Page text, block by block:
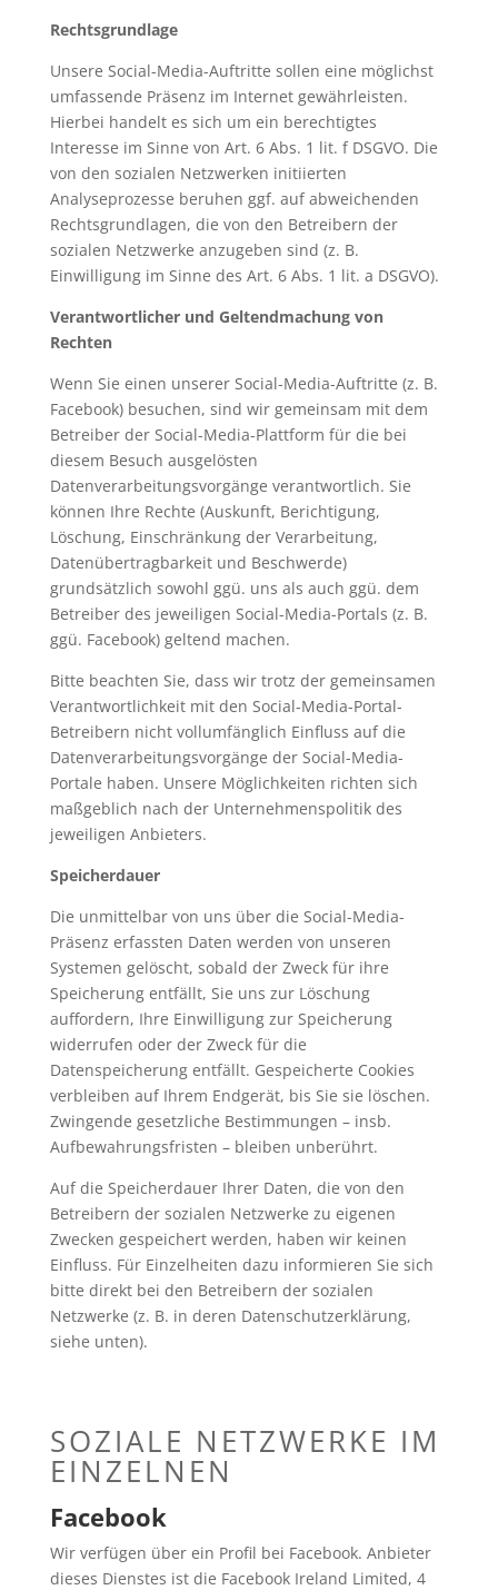
Rechtsgrundlage
Unsere Social-Media-Auftritte sollen eine möglichst
umfassende Präsenz im Internet gewährleisten.
Hierbei handelt es sich um ein berechtigtes
Interesse im Sinne von Art. 6 Abs. 1 lit. f DSGVO. Die
von den sozialen Netzwerken initiierten
Analyseprozesse beruhen ggf. auf abweichenden
Rechtsgrundlagen, die von den Betreibern der
sozialen Netzwerke anzugeben sind (z. B.
Einwilligung im Sinne des Art. 6 Abs. 1 lit. a DSGVO).
Verantwortlicher und Geltendmachung von
Rechten
Wenn Sie einen unserer Social-Media-Auftritte (z. B.
Facebook) besuchen, sind wir gemeinsam mit dem
Betreiber der Social-Media-Plattform für die bei
diesem Besuch ausgelösten
Datenverarbeitungsvorgänge verantwortlich. Sie
können Ihre Rechte (Auskunft, Berichtigung,
Löschung, Einschränkung der Verarbeitung,
Datenübertragbarkeit und Beschwerde)
grundsätzlich sowohl ggü. uns als auch ggü. dem
Betreiber des jeweiligen Social-Media-Portals (z. B.
ggü. Facebook) geltend machen.
Bitte beachten Sie, dass wir trotz der gemeinsamen
Verantwortlichkeit mit den Social-Media-Portal-
Betreibern nicht vollumfänglich Einfluss auf die
Datenverarbeitungsvorgänge der Social-Media-
Portale haben. Unsere Möglichkeiten richten sich
maßgeblich nach der Unternehmenspolitik des
jeweiligen Anbieters.
Speicherdauer
Die unmittelbar von uns über die Social-Media-
Präsenz erfassten Daten werden von unseren
Systemen gelöscht, sobald der Zweck für ihre
Speicherung entfällt, Sie uns zur Löschung
auffordern, Ihre Einwilligung zur Speicherung
widerrufen oder der Zweck für die
Datenspeicherung entfällt. Gespeicherte Cookies
verbleiben auf Ihrem Endgerät, bis Sie sie löschen.
Zwingende gesetzliche Bestimmungen – insb.
Aufbewahrungsfristen – bleiben unberührt.
Auf die Speicherdauer Ihrer Daten, die von den
Betreibern der sozialen Netzwerke zu eigenen
Zwecken gespeichert werden, haben wir keinen
Einfluss. Für Einzelheiten dazu informieren Sie sich
bitte direkt bei den Betreibern der sozialen
Netzwerke (z. B. in deren Datenschutzerklärung,
siehe unten).
SOZIALE NETZWERKE IM
EINZELNEN
Facebook
Wir verfügen über ein Profil bei Facebook. Anbieter
dieses Dienstes ist die Facebook Ireland Limited, 4